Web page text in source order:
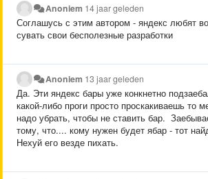
Anoniem 14 jaar geleden
Соглашусь с этим автором - яндекс любят
сувать свои бесполезные разработки
Anoniem 13 jaar geleden
Да. Эти яндекс бары уже конкнетно
какой-либо проги просто проскакиваешь то
надо убрать, чтобы не ставить бар.
тому, что.... кому нужен будет ябар - тот
Нехуй его везде пихать.